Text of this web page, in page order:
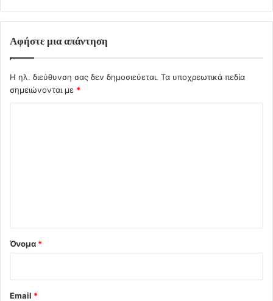
Αφήστε μια απάντηση
Η ηλ. διεύθυνση σας δεν δημοσιεύεται. Τα υποχρεωτικά πεδία
σημειώνονται με *
Όνομα *
Email *